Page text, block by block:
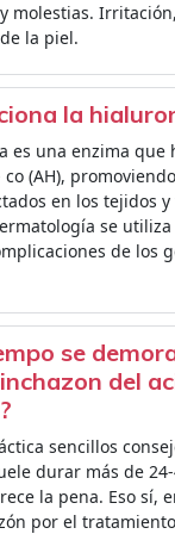
molestias.
la piel.
la
es una enzima que
(AH),
en los tejidos
se
de los
se
del
sencillos
durar más de
la pena. Eso sí,
por el